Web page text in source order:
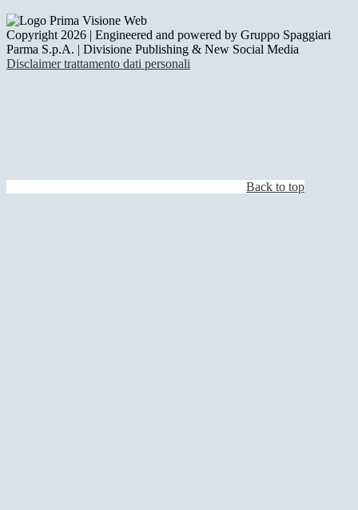
Copyright 2026 | Engineered and powered by Gruppo Spaggiari
Parma S.p.A. | Divisione Publishing & New Social Media
Disclaimer trattamento dati personali
Back to top